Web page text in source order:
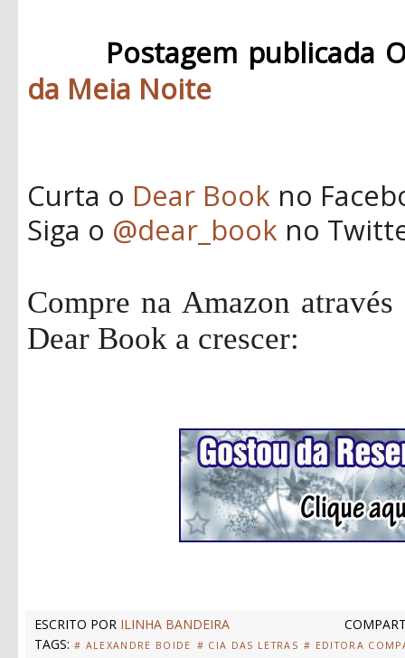
Postagem publicada
da Meia Noite
Curta o Dear Book no
Siga o @dear_book no
Compre na Amazon
Dear Book a crescer:
ESCRITO POR ILINHA BANDEIRA
TAGS: # ALEXANDRE BOIDE # CIA DAS LETRAS # EDITORA